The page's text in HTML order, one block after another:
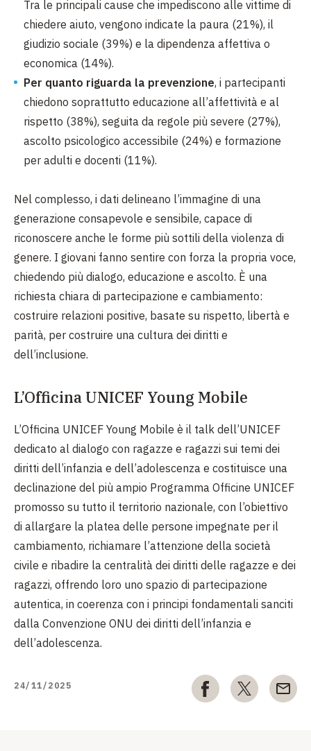
Tra le principali cause che impediscono alle vittime di
chiedere aiuto, vengono indicate la paura (21%), il
giudizio sociale (39%) e la dipendenza affettiva o
economica (14%).
Per quanto riguarda la prevenzione, i partecipanti
chiedono soprattutto educazione all’affettività e al
rispetto (38%), seguita da regole più severe (27%),
ascolto psicologico accessibile (24%) e formazione
per adulti e docenti (11%).
Nel complesso, i dati delineano l’immagine di una
generazione consapevole e sensibile, capace di
riconoscere anche le forme più sottili della violenza di
genere. I giovani fanno sentire con forza la propria voce,
chiedendo più dialogo, educazione e ascolto. È una
richiesta chiara di partecipazione e cambiamento:
costruire relazioni positive, basate su rispetto, libertà e
parità, per costruire una cultura dei diritti e
dell’inclusione.
L’Officina UNICEF Young Mobile
L’Officina UNICEF Young Mobile è il talk dell’UNICEF
dedicato al dialogo con ragazze e ragazzi sui temi dei
diritti dell’infanzia e dell’adolescenza e costituisce una
declinazione del più ampio Programma Officine UNICEF
promosso su tutto il territorio nazionale, con l’obiettivo
di allargare la platea delle persone impegnate per il
cambiamento, richiamare l’attenzione della società
civile e ribadire la centralità dei diritti delle ragazze e dei
ragazzi, offrendo loro uno spazio di partecipazione
autentica, in coerenza con i principi fondamentali sanciti
dalla Convenzione ONU dei diritti dell’infanzia e
dell’adolescenza.
24/11/2025